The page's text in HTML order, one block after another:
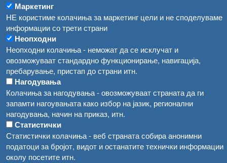
Маркетинг
НЕ користиме колачиња за маркетинг цели и не споделуваме
информации со трети страни
Неопходни
Неопходни колачиња - неможат да се исклучат и
овозможуваат стандардно функционирање, навигација,
пребарување, пристап до страни итн.
Нагодувања
Колачиња за нагодувања - овозможуваат страната да ги
запамти нагоувањата како избор на јазик, регионални
нагодувања, начин на приказ, итн.
Статистички
Статистички колачиња - веб страната собира анонимни
податоци за бројот, видот и останатите технички информации
околу посетите итн.
[АХВ-претходна страна]
Соопштенија
Република Бугарија ги засили официјалните контроли при увоз на свежо овошје и зеленчук
Високите температури ризик од труење со храна, опасни се и за животните
Водата во Гостивар може да се користи како техничка, продолжува испораката на флаширана вода
Во Гостивар спроведени 70 вонредни контроли
Забраната за водата во Гостивар останува на сила, операторите да користат само технички безбедна вода
Навигација
Архива
Регистри
Обрасци
Забрани